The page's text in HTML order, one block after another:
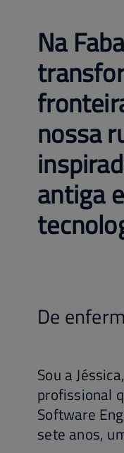
Na
nossa
antiga
De
Sou a
profissional
Software
sete anos,